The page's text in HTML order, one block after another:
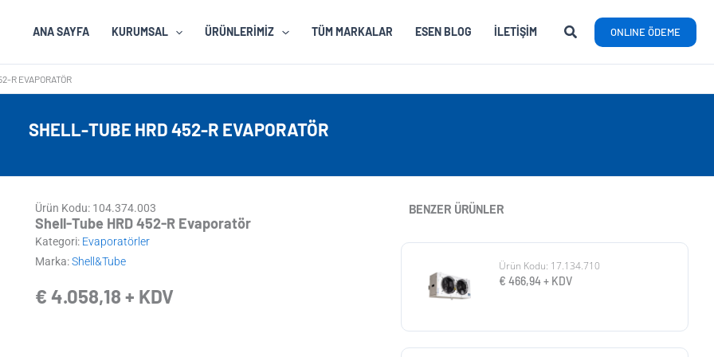
ANA SAYFA KURUMSAL ÜRÜNLERIMIZ TÜM MARKALAR ESEN BLOG İLETIŞIM ONLINE ÖDEME
R EVAPORATÖR
SHELL-TUBE HRD 452-R EVAPORATÖR
Ürün Kodu: 104.374.003
Shell-Tube HRD 452-R Evaporatör
Kategori: Evaporatörler
Marka:Shell&Tube
€ 4.058,18 + KDV
BENZER ÜRÜNLER
Ürün Kodu: 17.134.710
€ 466,94+ KDV